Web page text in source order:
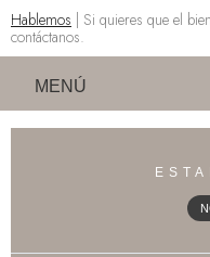
Hablemos | Si quieres que el
contáctanos.
MENÚ